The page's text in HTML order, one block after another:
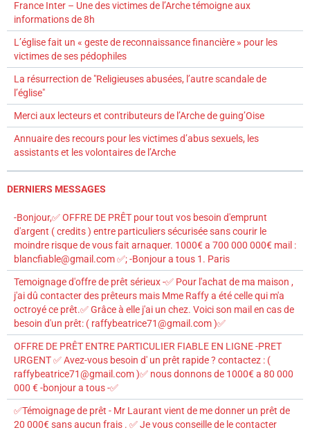
France Inter – Une des victimes de l’Arche témoigne aux
informations de 8h
L’église fait un « geste de reconnaissance financière » pour les
victimes de ses pédophiles
La résurrection de "Religieuses abusées, l’autre scandale de
l’église"
Merci aux lecteurs et contributeurs de l’Arche de guing’Oise
Annuaire des recours pour les victimes d’abus sexuels, les
assistants et les volontaires de l’Arche
DERNIERS MESSAGES
-Bonjour,✅ OFFRE DE PRÊT pour tout vos besoin d'emprunt
d'argent ( credits ) entre particuliers sécurisée sans courir le
moindre risque de vous fait arnaquer. 1000€ a 700 000 000€ mail :
blancfiable@gmail.com ✅; -Bonjour a tous 1. Paris
Temoignage d'offre de prêt sérieux -✅ Pour l'achat de ma maison ,
j'ai dû contacter des prêteurs mais Mme Raffy a été celle qui m'a
octroyé ce prêt.✅ Grâce à elle j'ai un chez. Voici son mail en cas de
besoin d'un prêt: ( raffybeatrice71@gmail.com )✅
OFFRE DE PRÊT ENTRE PARTICULIER FIABLE EN LIGNE -PRET
URGENT ✅ Avez-vous besoin d' un prêt rapide ? contactez : (
raffybeatrice71@gmail.com )✅ nous donnons de 1000€ a 80 000
000 € -bonjour a tous -✅
✅Témoignage de prêt - Mr Laurant vient de me donner un prêt de
20 000€ sans aucun frais . ✅ Je vous conseille de le contacter